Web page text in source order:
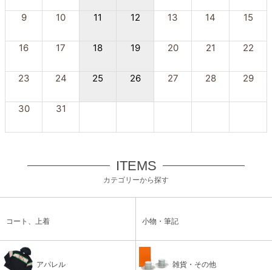
9 10 11 12 13 14 15
16 17 18 19 20 21 22
23 24 25 26 27 28 29
30 31
ITEMS
カテゴリーから探す
コート、上着 小物・筆記
アパレル 雑貨・その他